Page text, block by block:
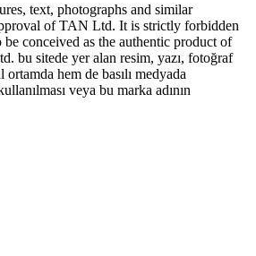
text, photographs and similar
of TAN Ltd. It is strictly forbidden
conceived as the authentic product of
bu sitede yer alan resim, yazı, fotoğraf
hem de basılı medyada
veya bu marka adının